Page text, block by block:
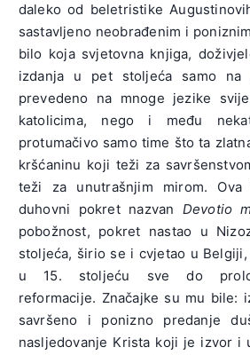
daleko od beletristike
sastavljeno neobrađenim i
bilo koja svjetovna knjiga,
izdanja u pet stoljeća samo na
prevedeno na mnoge jezike
katolicima, nego i među
protumačivo samo time što ta
kršćaninu koji teži za
teži za unutrašnjim mirom.
duhovni pokret nazvan Devotio
pobožnost, pokret nastao u
stoljeća, širio se i cvjetao u
u 15. stoljeću sve do
reformacije. Značajke su mu bile:
savršeno i ponizno predanje
nasljedovanje Krista koji je izvor i